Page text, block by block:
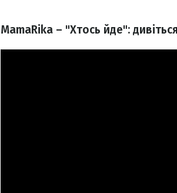
MamaRika – "Хтось йде":